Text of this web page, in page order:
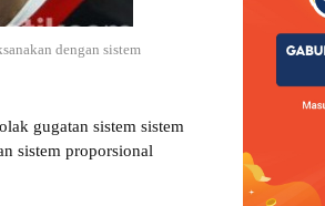
dengan sistem
gugatan sistem sistem
sistem proporsional